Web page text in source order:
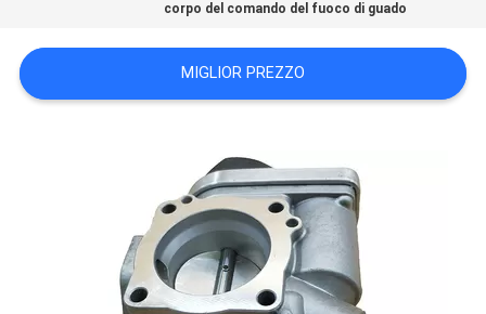
CITAZIONE
MAPPA
PRIVACY
corpo del comando del fuoco di guado
MIGLIOR PREZZO